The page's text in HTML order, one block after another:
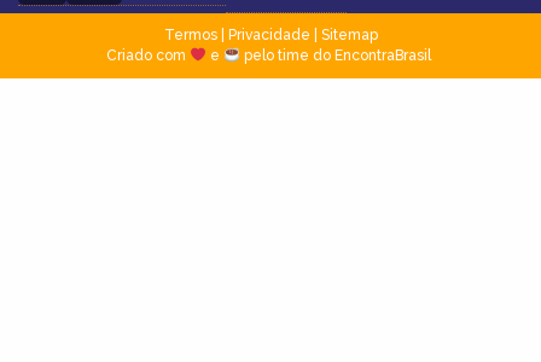
Termos| Privacidade
Sitemap
Criado com
e pelo time do EncontraBrasil